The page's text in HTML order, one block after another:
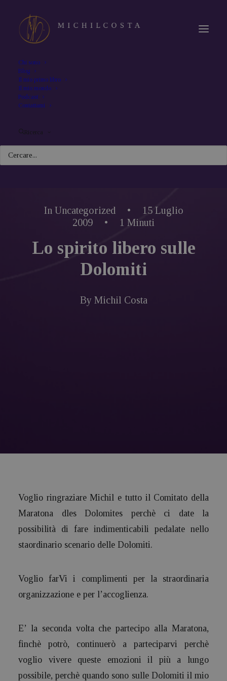
Chi sono
Blog
Il mio primo libro
Il mio mondo
Podcast
Contattami
Ricerca
In Uncategorized •
15 Luglio
2009
• 1 Minuti
Lo spirito libero sulle
Dolomiti
By Michil Costa
Voglio ringraziare Michil e tutto il Comitato della
Maratona dles Dolomites perchè ci date la
possibilità di fare indimenticabili pedalate nello
staordinario scenario delle Dolomiti.
Voglio farVi i complimenti per la straordinaria
organizzazione e per l’accoglienza.
E’ la seconda volta che partecipo alla Maratona,
finchè potrò, continuerò a parteciparvi perchè
voglio vivere queste emozioni il più a lungo
possibile, perchè quando sono sulle Dolomiti il mio